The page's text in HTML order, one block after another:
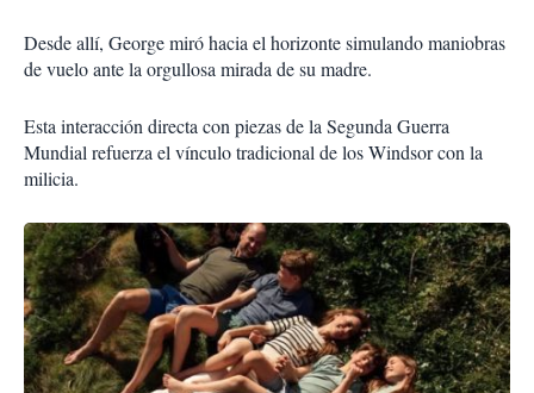
Desde allí, George miró hacia el horizonte simulando maniobras
de vuelo ante la orgullosa mirada de su madre.
Esta interacción directa con piezas de la Segunda Guerra
Mundial refuerza el vínculo tradicional de los Windsor con la
milicia.